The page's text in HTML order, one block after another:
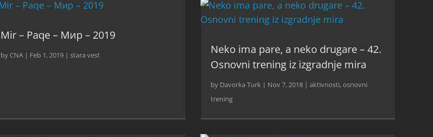
Mir – Paqe – Мир – 2019
by CNA | Feb 1, 2019 |stara vest
Neko ima pare, a neko drugare – 42.
Osnovni trening iz izgradnje mira
by Davorka Turk| Nov 7, 2018| aktivnosti,osnovni
trening